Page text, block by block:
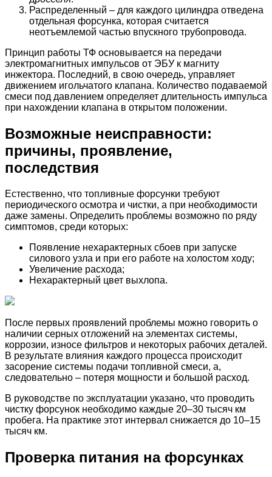
Распределенный – для каждого цилиндра отведена
отдельная форсунка, которая считается
неотъемлемой частью впускного трубопровода.
Принцип работы ТФ основывается на передачи
электромагнитных импульсов от ЭБУ к магниту
инжектора. Последний, в свою очередь, управляет
движением игольчатого клапана. Количество подаваемой
смеси под давлением определяет длительность импульса
при нахождении клапана в открытом положении.
Возможные неисправности:
причины, проявление,
последствия
Естественно, что топливные форсунки требуют
периодического осмотра и чистки, а при необходимости
даже замены. Определить проблемы возможно по ряду
симптомов, среди которых:
Появление нехарактерных сбоев при запуске
силового узла и при его работе на холостом ходу;
Увеличение расхода;
Нехарактерный цвет выхлопа.
После первых проявлений проблемы можно говорить о
наличии серных отложений на элементах системы,
коррозии, износе фильтров и некоторых рабочих деталей.
В результате влияния каждого процесса происходит
засорение системы подачи топливной смеси, а,
следовательно – потеря мощности и большой расход.
В руководстве по эксплуатации указано, что проводить
чистку форсунок необходимо каждые 20–30 тысяч км
пробега. На практике этот интервал снижается до 10–15
тысяч км.
Проверка питания на форсунках